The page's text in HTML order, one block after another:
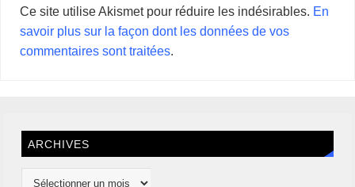
Ce site utilise Akismet pour réduire les indésirables. En
savoir plus sur la façon dont les données de vos
commentaires sont traitées.
ARCHIVES